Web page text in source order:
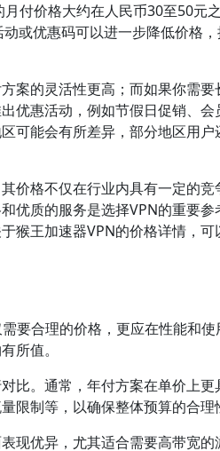
付价格大约在人民币30至50元
或优惠码可以进一步降低价格
案的灵活性更高；而如果你需要
优惠活动，例如节假日促销、会
可能会有所差异，部分地区用户
价格不仅在行业内具有一定的竞
质的服务是选择VPN的重要参
猴王加速器VPN的价格详情，可
要合理的价格，更应在性能和
所值。
比。通常，年付方案在单价上更
制等，以确保整体预算的合理
现优异，尤其适合需要高带宽的